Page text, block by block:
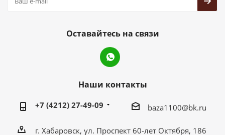
Оставайтесь на связи
Наши контакты
+7 (4212) 27-49-09 baza1100@bk.ru
г. Хабаровск, ул. Проспект 60-лет Октября, 186